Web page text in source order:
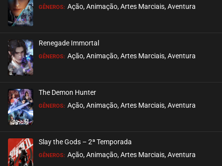
EPISÓDIO 18
setembro 02, 2020
EPISÓDIO 17
setembro 02, 2020
EPISÓDIO 16
EPISÓDIO 15
GÊNEROS: Ação, Animação, Artes Marciais, Aventura
Renegade Immortal
GÊNEROS: Ação, Animação, Artes Marciais, Aventura
The Demon Hunter
GÊNEROS: Ação, Animação, Artes Marciais, Aventura
Slay the Gods – 2ª Temporada
GÊNEROS: Ação, Animação, Artes Marciais, Aventura